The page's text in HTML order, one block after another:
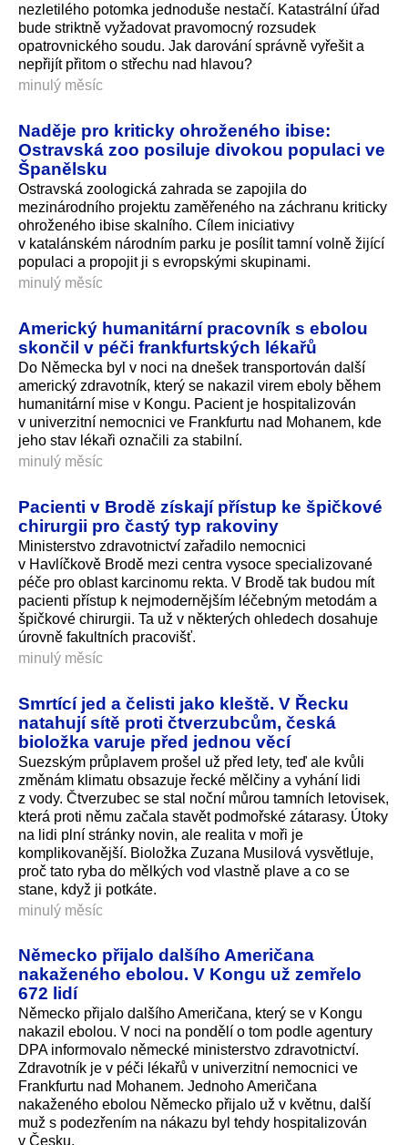
nezletilého potomka jednoduše nestačí. Katastrální úřad
bude striktně vyžadovat pravomocný rozsudek
opatrovnického soudu. Jak darování správně vyřešit a
nepřijít přitom o střechu nad hlavou?
minulý měsíc
Naděje pro kriticky ohroženého ibise:
Ostravská zoo posiluje divokou populaci ve
Španělsku
Ostravská zoologická zahrada se zapojila do
mezinárodního projektu zaměřeného na záchranu kriticky
ohroženého ibise skalního. Cílem iniciativy
v katalánském národním parku je posílit tamní volně žijící
populaci a propojit ji s evropskými skupinami.
minulý měsíc
Americký humanitární pracovník s ebolou
skončil v péči frankfurtských lékařů
Do Německa byl v noci na dnešek transportován další
americký zdravotník, který se nakazil virem eboly během
humanitární mise v Kongu. Pacient je hospitalizován
v univerzitní nemocnici ve Frankfurtu nad Mohanem, kde
jeho stav lékaři označili za stabilní.
minulý měsíc
Pacienti v Brodě získají přístup ke špičkové
chirurgii pro častý typ rakoviny
Ministerstvo zdravotnictví zařadilo nemocnici
v Havlíčkově Brodě mezi centra vysoce specializované
péče pro oblast karcinomu rekta. V Brodě tak budou mít
pacienti přístup k nejmodernějším léčebným metodám a
špičkové chirurgii. Ta už v některých ohledech dosahuje
úrovně fakultních pracovišť.
minulý měsíc
Smrtící jed a čelisti jako kleště. V Řecku
natahují sítě proti čtverzubcům, česká
bioložka varuje před jednou věcí
Suezským průplavem prošel už před lety, teď ale kvůli
změnám klimatu obsazuje řecké mělčiny a vyhání lidi
z vody. Čtverzubec se stal noční můrou tamních letovisek,
která proti němu začala stavět podmořské zátarasy. Útoky
na lidi plní stránky novin, ale realita v moři je
komplikovanější. Bioložka Zuzana Musilová vysvětluje,
proč tato ryba do mělkých vod vlastně plave a co se
stane, když ji potkáte.
minulý měsíc
Německo přijalo dalšího Američana
nakaženého ebolou. V Kongu už zemřelo
672 lidí
Německo přijalo dalšího Američana, který se v Kongu
nakazil ebolou. V noci na pondělí o tom podle agentury
DPA informovalo německé ministerstvo zdravotnictví.
Zdravotník je v péči lékařů v univerzitní nemocnici ve
Frankfurtu nad Mohanem. Jednoho Američana
nakaženého ebolou Německo přijalo už v květnu, další
muž s podezřením na nákazu byl tehdy hospitalizován
v Česku.